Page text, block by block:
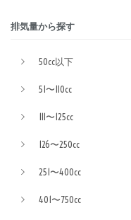
排気量から探す
50cc以下
51〜110cc
111〜125cc
126〜250cc
251〜400cc
401〜750cc